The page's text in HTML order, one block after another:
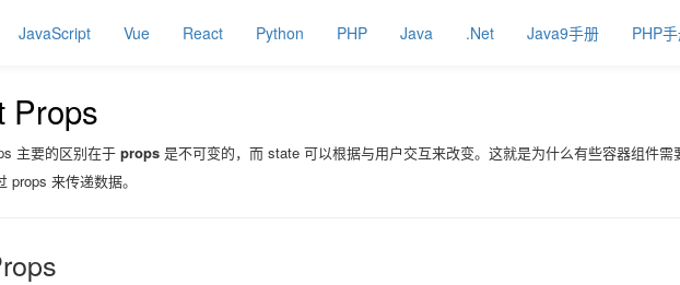
JavaScript Vue React Python PHP Java .Net Java9手册 PHP
Props
主要的区别在于 props 是不可变的，而 state 可以根据与用户交互来改变。这就是为什么有些容器组件
props 来传递数据。